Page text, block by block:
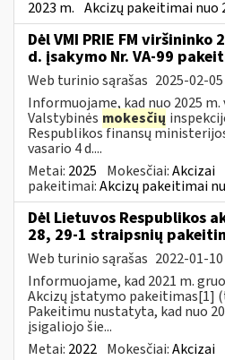
2023 m. Akcizų pakeitimai nuo
Dėl VMI PRIE FM
d. įsakymo Nr. VA-99
Web turinio sąrašas 2025-02-05
Informuojame, kad nuo 2025
Valstybinės mokesčių
Respublikos finansų
vasario 4 d....
Metai: 2025 Mokesčiai:Akcizai
pakeitimai:Akcizų pakeitimai
Dėl Lietuvos Respublikos
28, 29-1 straipsnių
Web turinio sąrašas 2022-01-10
Informuojame, kad 2021 m.
Akcizų įstatymo pakeitimas[1]
Pakeitimu nustatyta, kad nuo
įsigaliojo šie...
Metai: 2022 Mokesčiai:Akcizai